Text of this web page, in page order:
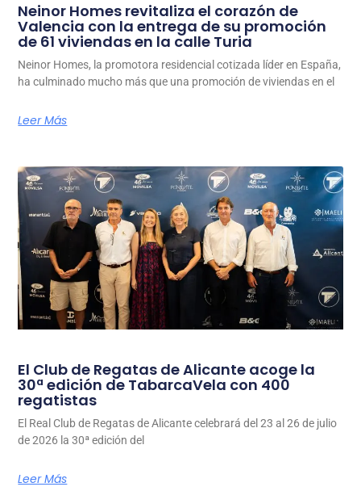
Neinor Homes revitaliza el corazón de
Valencia con la entrega de su promoción
de 61 viviendas en la calle Turia
Neinor Homes, la promotora residencial cotizada líder en España,
ha culminado mucho más que una promoción de viviendas en el
Leer Más
El Club de Regatas de Alicante acoge la
30ª edición de TabarcaVela con 400
regatistas
El Real Club de Regatas de Alicante celebrará del 23 al 26 de julio
de 2026 la 30ª edición del
Leer Más